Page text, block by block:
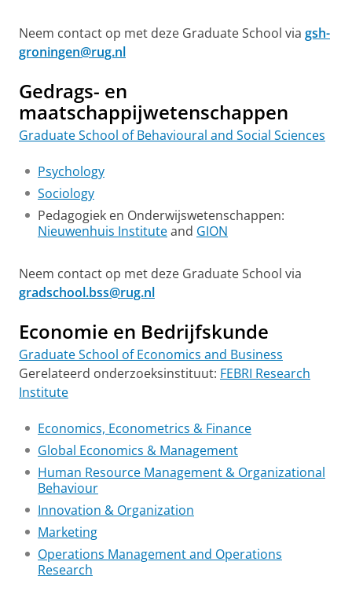
Neem contact op met deze Graduate School via gsh-
groningen@rug.nl
Gedrags- en
maatschappijwetenschappen
Graduate School of Behavioural and Social Sciences
Psychology
Sociology
Pedagogiek en Onderwijswetenschappen:
Nieuwenhuis Instituteand GION
Neem contact op met deze Graduate School via
gradschool.bss@rug.nl
Economie en Bedrijfskunde
Graduate School of Economics and Business
Gerelateerd onderzoeksinstituut: FEBRI Research
Institute
Economics, Econometrics & Finance
Global Economics & Management
Human Resource Management & Organizational
Behaviour
Innovation & Organization
Marketing
Operations Management and Operations
Research